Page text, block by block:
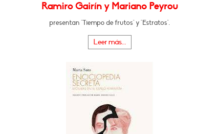
Ramiro Gairín y Mariano Peyrou
presentan "Tiempo de frutos" y "Estratos".
Leer más...